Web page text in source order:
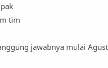
tim
jawabnya mulai